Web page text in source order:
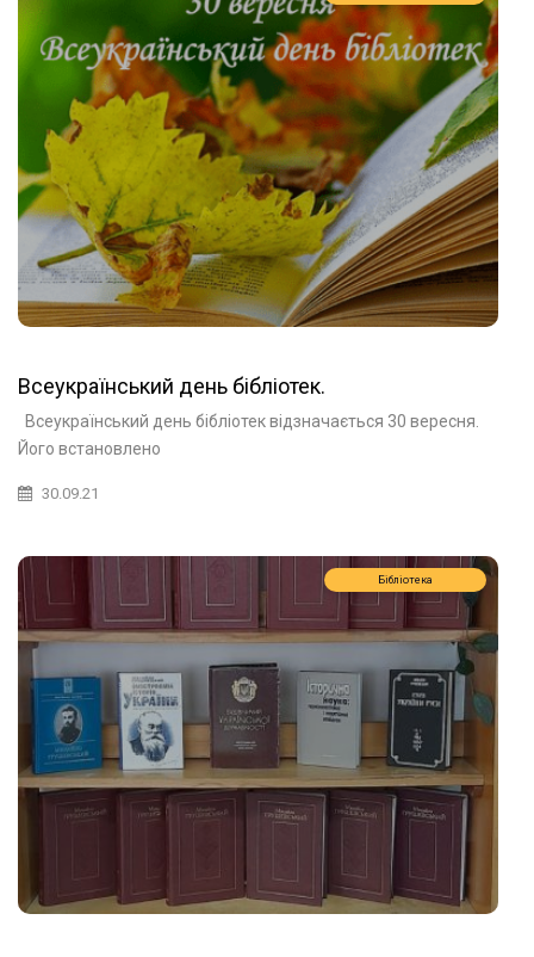
Всеукраїнський день бібліотек.
Всеукраїнський день бібліотек відзначається 30 вересня.
Його встановлено
30.09.21
Бібліотека